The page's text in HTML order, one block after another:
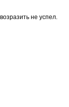
не успел.